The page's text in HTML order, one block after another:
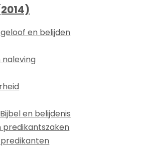
en belijden
naleving
en belijdenis
predikantszaken